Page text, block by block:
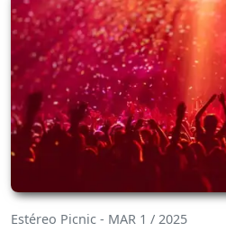
Estéreo Picnic - MAR 1 / 2025